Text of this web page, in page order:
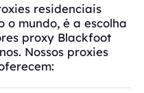
residenciais
o mundo, é a escolha
proxy Blackfoot
Nossos proxies